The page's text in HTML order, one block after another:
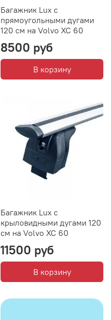
Багажник Lux с
прямоугольными дугами
120 см на Volvo XC 60
8500 руб
В корзину
Багажник Lux с
крыловидными дугами 120
см на Volvo XC 60
11500 руб
В корзину